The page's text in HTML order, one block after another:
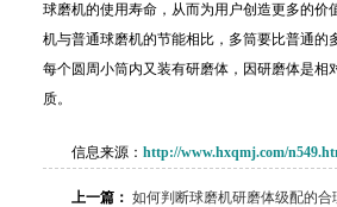
球磨机的使用寿命，从而为用户创造更多的
机与普通球磨机的节能相比，多筒要比普通
每个圆周小筒内又装有研磨体，因研磨体是
质。
信息来源： http://www.hxqmj.com/
上一篇： 如何判断球磨机研磨体级配的合